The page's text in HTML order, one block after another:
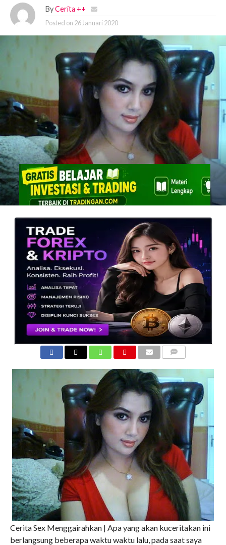
By Cerita ++
Posted on 26 Januari 2020
Cerita Sex Menggairahkan | Apa yang akan kuceritakan ini
berlangsung beberapa waktu waktu lalu, pada saat saya